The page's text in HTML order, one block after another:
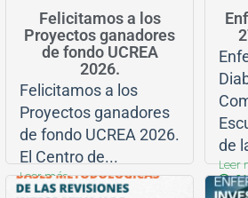
Felicitamos a los
Proyectos ganadores
de fondo UCREA
2026.​
Felicitamos a los
Proyectos ganadores
de fondo UCREA 2026.
El Centro de...
Leer más...
21 Mayo, 2026
de
Leer